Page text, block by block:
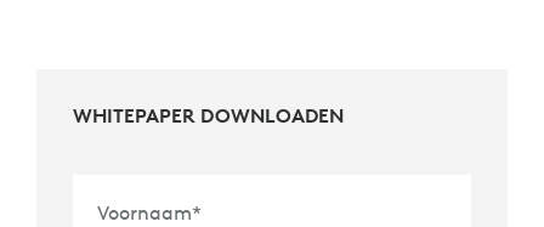
WHITEPAPER DOWNLOADEN
Voornaam*